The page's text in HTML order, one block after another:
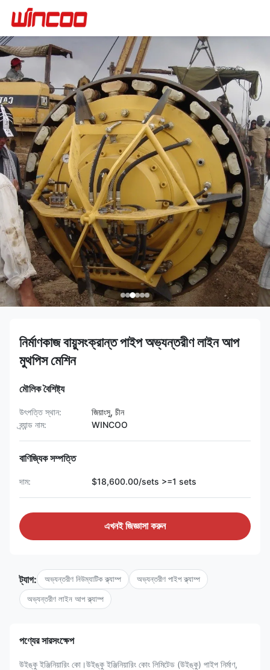
নির্মাণকাজ বায়ুসংক্রান্ত পাইপ অভ্যন্তরীণ লাইন আপ
মুথপিস মেশিন
মৌলিক বৈশিষ্ট্য
উৎপত্তি স্থান:
জিয়াংসু, চীন
ব্র্যান্ড নাম:
WINCOO
বাণিজ্যিক সম্পত্তি
দাম: $18,600.00/sets >=1 sets
এখনই জিজ্ঞাসা করুন
ট্যাগ: অভ্যন্তরীণ নিউম্যাটিক ক্ল্যাম্প অভ্যন্তরীণ পাইপ ক্ল্যাম্প
অভ্যন্তরীণ লাইন আপ ক্ল্যাম্প
পণ্যের সারসংক্ষেপ
উইঙ্কু ইঞ্জিনিয়ারিং কো।উইঙ্কু ইঞ্জিনিয়ারিং কোং লিমিটেড (উইঙ্কু) পাইপ নির্মাণ,